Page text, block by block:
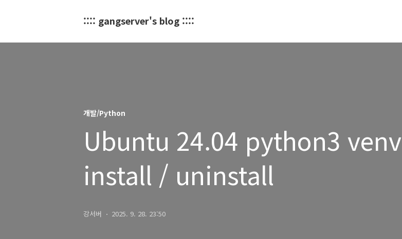
:::: gangserver's blog ::::
개발/Python
Ubuntu 24.04 python3 venv
install / uninstall
강서버 2025. 9. 28. 23:50